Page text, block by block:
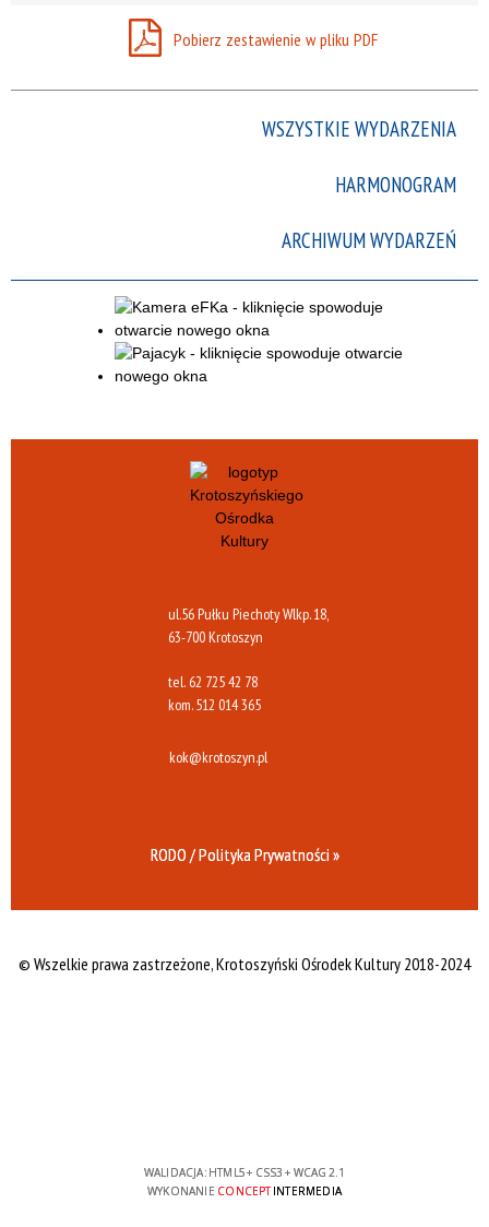
Pobierz zestawienie w pliku PDF
WSZYSTKIE WYDARZENIA
HARMONOGRAM
ARCHIWUM WYDARZEŃ
ul.56 Pułku Piechoty Wlkp. 18,
63-700 Krotoszyn
tel. 62 725 42 78
kom.512 014 365
kok@krotoszyn.pl
RODO / Polityka Prywatności »
© Wszelkie prawa zastrzeżone,Krotoszyński Ośrodek Kultury 2018-2024
WALIDACJA: HTML5+ CSS3 + WCAG 2.1
WYKONANIE CONCEPTINTERMEDIA